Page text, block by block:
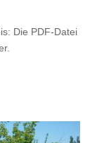
Die PDF-Datei